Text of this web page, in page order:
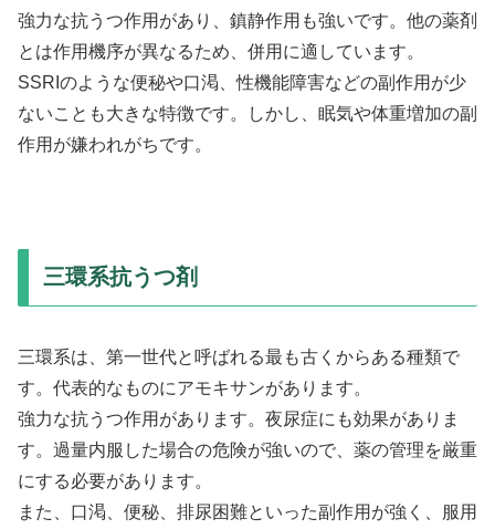
強力な抗うつ作用があり、鎮静作用も強いです。他の薬剤
とは作用機序が異なるため、併用に適しています。
SSRIのような便秘や口渇、性機能障害などの副作用が少
ないことも大きな特徴です。しかし、眠気や体重増加の副
作用が嫌われがちです。
三環系抗うつ剤
三環系は、第一世代と呼ばれる最も古くからある種類で
す。代表的なものにアモキサンがあります。
強力な抗うつ作用があります。夜尿症にも効果がありま
す。過量内服した場合の危険が強いので、薬の管理を厳重
にする必要があります。
また、口渇、便秘、排尿困難といった副作用が強く、服用